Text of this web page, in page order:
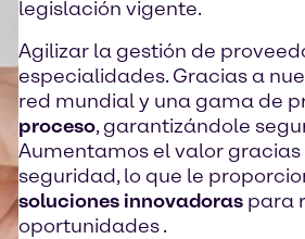
legislación vigente.
Agilizar la gestión de
especialidades. Gracias a
red mundial y una gama de
proceso, garantizándole
Aumentamos el valor
seguridad, lo que le
soluciones innovadoras para
oportunidades .